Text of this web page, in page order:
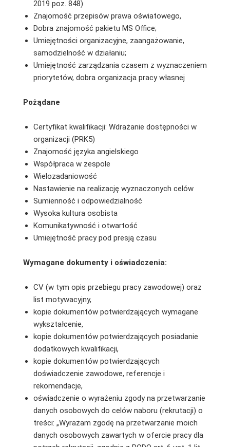
2019 poz. 848)
Znajomość przepisów prawa oświatowego,
Dobra znajomość pakietu MS Office;
Umiejętności organizacyjne, zaangażowanie,
samodzielność w działaniu;
Umiejętność zarządzania czasem z wyznaczeniem
priorytetów, dobra organizacja pracy własnej
Pożądane
Certyfikat kwalifikacji: Wdrażanie dostępności w
organizacji (PRK5)
Znajomość języka angielskiego
Współpraca w zespole
Wielozadaniowość
Nastawienie na realizację wyznaczonych celów
Sumienność i odpowiedzialność
Wysoka kultura osobista
Komunikatywność i otwartość
Umiejętność pracy pod presją czasu
Wymagane dokumenty i oświadczenia:
CV (w tym opis przebiegu pracy zawodowej) oraz
list motywacyjny,
kopie dokumentów potwierdzających wymagane
wykształcenie,
kopie dokumentów potwierdzających posiadanie
dodatkowych kwalifikacji,
kopie dokumentów potwierdzających
doświadczenie zawodowe, referencje i
rekomendacje,
oświadczenie o wyrażeniu zgody na przetwarzanie
danych osobowych do celów naboru (rekrutacji) o
treści: „Wyrażam zgodę na przetwarzanie moich
danych osobowych zawartych w ofercie pracy dla